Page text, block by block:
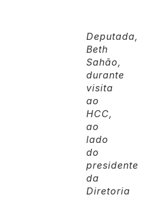
Deputada,
Beth
Sahão,
durante
visita
ao
HCC,
ao
lado
do
presidente
da
Diretoria